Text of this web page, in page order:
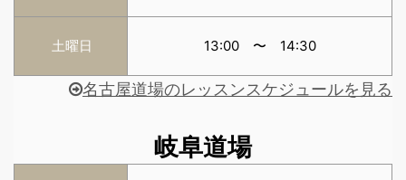
土曜日 13:00 〜 14:30
名古屋道場のレッスンスケジュールを見る
岐阜道場